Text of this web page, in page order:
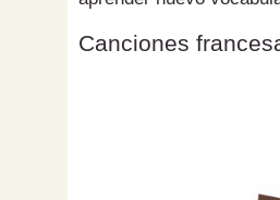
Canciones